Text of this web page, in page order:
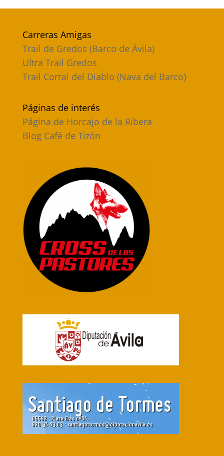
Carreras Amigas
Trail de Gredos (Barco de Ávila)
Ultra Trail Gredos
Trail Corral del Diablo (Nava del Barco)
Páginas de interés
Página de Horcajo de la Ribera
Blog Café de Tizón